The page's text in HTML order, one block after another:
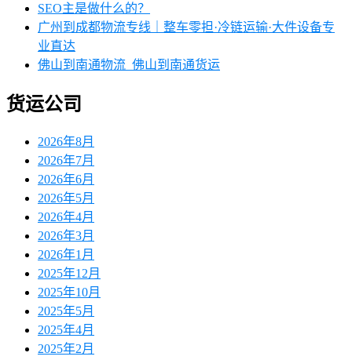
SEO主是做什么的？
广州到成都物流专线｜整车零担·冷链运输·大件设备专
业直达
佛山到南通物流_佛山到南通货运
货运公司
2026年8月
2026年7月
2026年6月
2026年5月
2026年4月
2026年3月
2026年1月
2025年12月
2025年10月
2025年5月
2025年4月
2025年2月